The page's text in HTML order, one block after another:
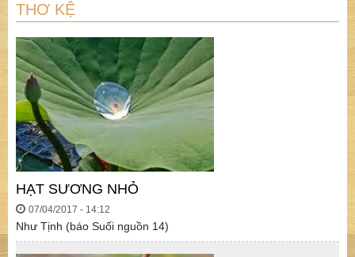
THƠ KỆ
HẠT SƯƠNG NHỎ
07/04/2017 - 14:12
Như Tịnh (báo Suối nguồn 14)